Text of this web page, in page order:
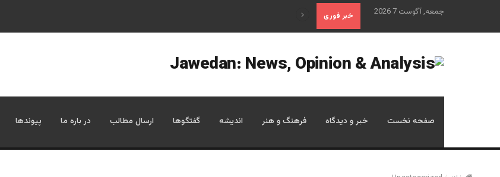
جمعه, آگوست 7 2026 خبر فوری علم تاریخ
صفحه نخست خبر و دیدگاه فرهنگ و هنر اندیشه گفتگوها ارسال مطالب در باره ما پیوندها